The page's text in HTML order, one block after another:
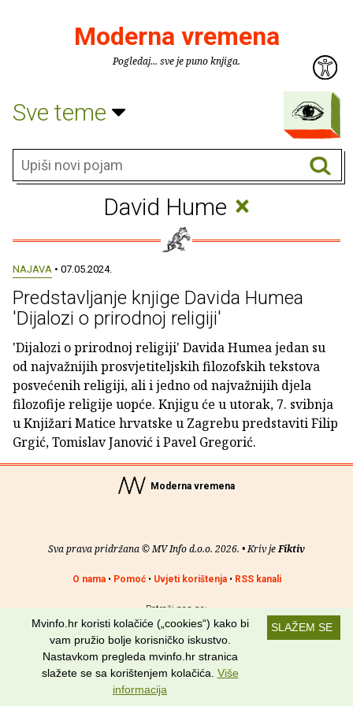
Moderna vremena
Pogledaj... sve je puno knjiga.
Sve teme
David Hume ×
NAJAVA • 07.05.2024.
Predstavljanje knjige Davida Humea
'Dijalozi o prirodnoj religiji'
'Dijalozi o prirodnoj religiji' Davida Humea jedan su
od najvažnijih prosvjetiteljskih filozofskih tekstova
posvećenih religiji, ali i jedno od najvažnijih djela
filozofije religije uopće. Knjigu će u utorak, 7. svibnja
u Knjižari Matice hrvatske u Zagrebu predstaviti Filip
Grgić, Tomislav Janović i Pavel Gregorić.
Moderna vremena
Sva prava pridržana © MV Info d.o.o. 2026. • Kriv jeFiktiv
O nama• Pomoć• Uvjeti korištenja• RSS kanali
Potraži nas na:
SLAŽEM SE
Mvinfo.hr koristi kolačiće („cookies“) kako bi
vam pružio bolje korisničko iskustvo.
Nastavkom pregleda mvinfo.hr stranica
slažete se sa korištenjem kolačića. Više
informacija